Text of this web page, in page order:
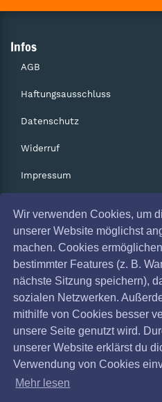
Wir verwenden Cookies, um
unserer Website möglichst
machen. Cookies
bestimmter Features (z. B.
nächste Sitzung speichern),
sozialen Netzwerken.
mithilfe von Cookies besser
unsere Seite genutzt wird.
unserer Website erklärst du
Verwendung von Cookies
Mehr lesen
Infos
AGB
Haftungsausschluss
Datenschutz
Widerruf
Impressum
Coronavirus (COVID 19)